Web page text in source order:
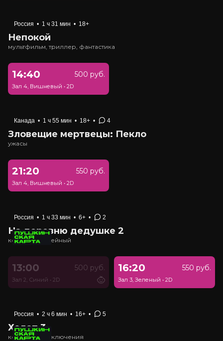
Россия • 1 ч 31 мин • 18+
Непокой
мультфильм, триллер, фантастика
14:40 500 руб.
Зал 4, Вишневый • 2D
Канада • 1 ч 55 мин • 18+ • 4
Зловещие мертвецы: Пекло
ужасы
21:20 550 руб.
Зал 4, Вишневый • 2D
Россия • 1 ч 33 мин • 6+ • 2
На деревню дедушке 2
комедия, семейный
13:00 500 руб.
Зал 2, Синий • 2D
16:20 550 руб.
Зал 3, Зеленый • 2D
Россия • 2 ч 6 мин • 16+ • 5
Холоп 3
комедия, приключения